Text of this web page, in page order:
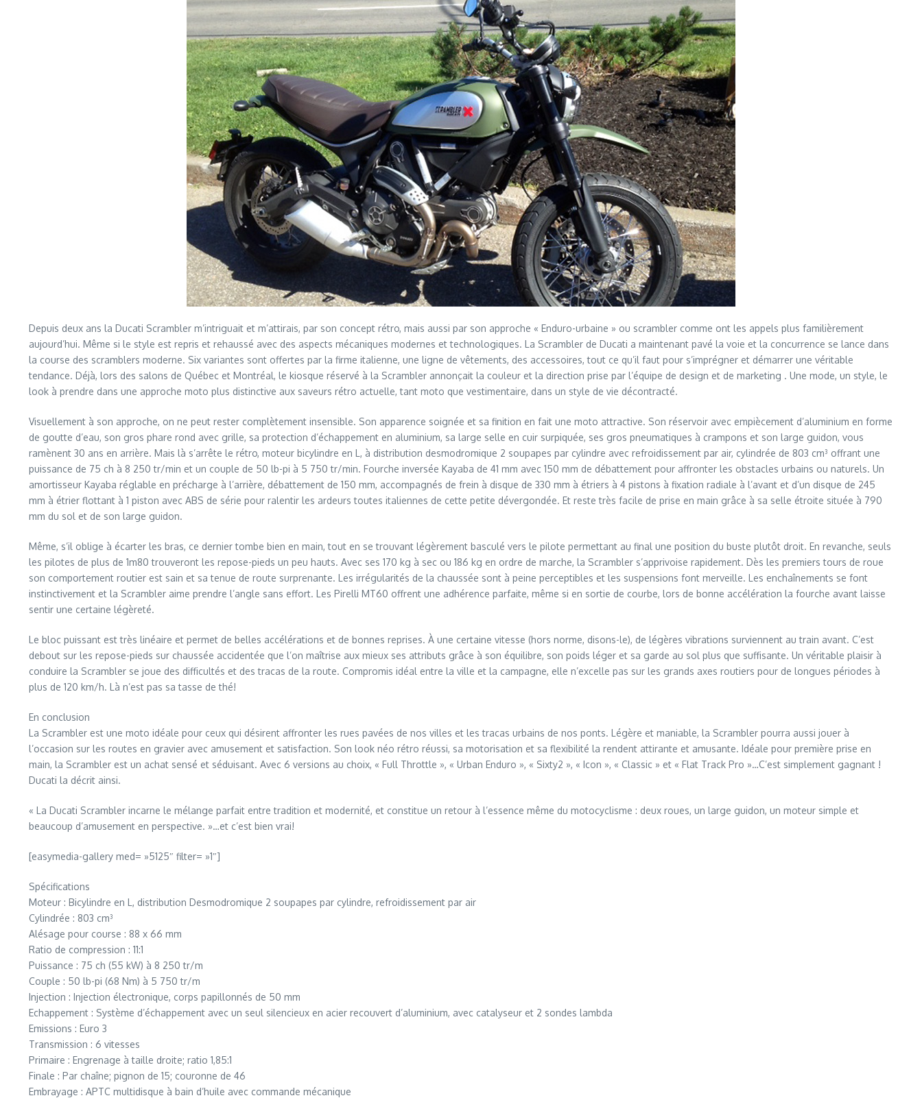
Depuis deux ans la Ducati Scrambler m’intriguait et m’attirais, par son concept rétro, mais aussi par son approche « Enduro-urbaine » ou scrambler comme ont les appels plus familièrement
aujourd’hui. Même si le style est repris et rehaussé avec des aspects mécaniques modernes et technologiques. La Scrambler de Ducati a maintenant pavé la voie et la concurrence se lance dans
la course des scramblers moderne. Six variantes sont offertes par la firme italienne, une ligne de vêtements, des accessoires, tout ce qu’il faut pour s’imprégner et démarrer une véritable
tendance. Déjà, lors des salons de Québec et Montréal, le kiosque réservé à la Scrambler annonçait la couleur et la direction prise par l’équipe de design et de marketing . Une mode, un style, le
look à prendre dans une approche moto plus distinctive aux saveurs rétro actuelle, tant moto que vestimentaire, dans un style de vie décontracté.
Visuellement à son approche, on ne peut rester complètement insensible. Son apparence soignée et sa finition en fait une moto attractive. Son réservoir avec empiècement d’aluminium en forme
de goutte d’eau, son gros phare rond avec grille, sa protection d’échappement en aluminium, sa large selle en cuir surpiquée, ses gros pneumatiques à crampons et son large guidon, vous
ramènent 30 ans en arrière. Mais là s’arrête le rétro, moteur bicylindre en L, à distribution desmodromique 2 soupapes par cylindre avec refroidissement par air, cylindrée de 803 cm³ offrant une
puissance de 75 ch à 8 250 tr/min et un couple de 50 lb-pi à 5 750 tr/min. Fourche inversée Kayaba de 41 mm avec 150 mm de débattement pour affronter les obstacles urbains ou naturels. Un
amortisseur Kayaba réglable en précharge à l’arrière, débattement de 150 mm, accompagnés de frein à disque de 330 mm à étriers à 4 pistons à fixation radiale à l’avant et d’un disque de 245
mm à étrier flottant à 1 piston avec ABS de série pour ralentir les ardeurs toutes italiennes de cette petite dévergondée. Et reste très facile de prise en main grâce à sa selle étroite située à 790
mm du sol et de son large guidon.
Même, s’il oblige à écarter les bras, ce dernier tombe bien en main, tout en se trouvant légèrement basculé vers le pilote permettant au final une position du buste plutôt droit. En revanche, seuls
les pilotes de plus de 1m80 trouveront les repose-pieds un peu hauts. Avec ses 170 kg à sec ou 186 kg en ordre de marche, la Scrambler s’apprivoise rapidement. Dès les premiers tours de roue
son comportement routier est sain et sa tenue de route surprenante. Les irrégularités de la chaussée sont à peine perceptibles et les suspensions font merveille. Les enchaînements se font
instinctivement et la Scrambler aime prendre l’angle sans effort. Les Pirelli MT60 offrent une adhérence parfaite, même si en sortie de courbe, lors de bonne accélération la fourche avant laisse
sentir une certaine légèreté.
Le bloc puissant est très linéaire et permet de belles accélérations et de bonnes reprises. À une certaine vitesse (hors norme, disons-le), de légères vibrations surviennent au train avant. C’est
debout sur les repose-pieds sur chaussée accidentée que l’on maîtrise aux mieux ses attributs grâce à son équilibre, son poids léger et sa garde au sol plus que suffisante. Un véritable plaisir à
conduire la Scrambler se joue des difficultés et des tracas de la route. Compromis idéal entre la ville et la campagne, elle n’excelle pas sur les grands axes routiers pour de longues périodes à
plus de 120 km/h. Là n’est pas sa tasse de thé!
En conclusion
La Scrambler est une moto idéale pour ceux qui désirent affronter les rues pavées de nos villes et les tracas urbains de nos ponts. Légère et maniable, la Scrambler pourra aussi jouer à
l’occasion sur les routes en gravier avec amusement et satisfaction. Son look néo rétro réussi, sa motorisation et sa flexibilité la rendent attirante et amusante. Idéale pour première prise en
main, la Scrambler est un achat sensé et séduisant. Avec 6 versions au choix, « Full Throttle », « Urban Enduro », « Sixty2 », « Icon », « Classic » et « Flat Track Pro »…C’est simplement gagnant !
Ducati la décrit ainsi.
« La Ducati Scrambler incarne le mélange parfait entre tradition et modernité, et constitue un retour à l’essence même du motocyclisme : deux roues, un large guidon, un moteur simple et
beaucoup d’amusement en perspective. »…et c’est bien vrai!
[easymedia-gallery med= »5125″ filter= »1″]
Spécifications
Moteur : Bicylindre en L, distribution Desmodromique 2 soupapes par cylindre, refroidissement par air
Cylindrée : 803 cm³
Alésage pour course : 88 x 66 mm
Ratio de compression : 11:1
Puissance : 75 ch (55 kW) à 8 250 tr/m
Couple : 50 lb-pi (68 Nm) à 5 750 tr/m
Injection : Injection électronique, corps papillonnés de 50 mm
Echappement : Système d’échappement avec un seul silencieux en acier recouvert d’aluminium, avec catalyseur et 2 sondes lambda
Emissions : Euro 3
Transmission : 6 vitesses
Primaire : Engrenage à taille droite; ratio 1,85:1
Finale : Par chaîne; pignon de 15; couronne de 46
Embrayage : APTC multidisque à bain d’huile avec commande mécanique